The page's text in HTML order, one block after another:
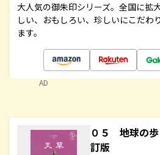
大人気の御朱印シリーズ。全国に拡
しい、おもしろい、珍しいにこだわ
ます。
AD
０５ 地球の
訂版